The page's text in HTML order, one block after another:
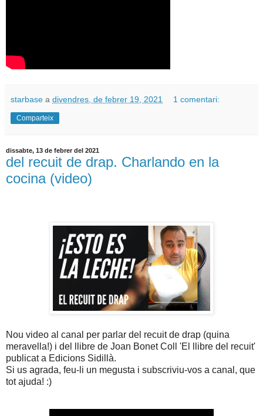
starbase a divendres, de febrer 19, 2021 1 comentari:
Comparteix
dissabte, 13 de febrer del 2021
del recuit de drap. Charlando en la
cocina (video)
Nou video al canal per parlar del recuit de drap (quina
meravella!) i del llibre de Joan Bonet Coll 'El llibre del recuit'
publicat a Edicions Sidillà.
Si us agrada, feu-li un megusta i subscriviu-vos a canal, que
tot ajuda! :)